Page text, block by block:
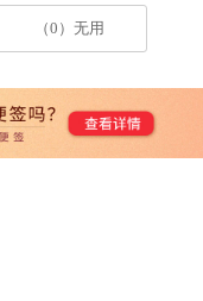
（0）无用